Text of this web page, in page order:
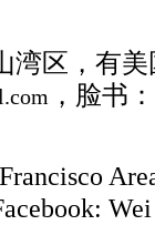
湾区，有
，脸书：